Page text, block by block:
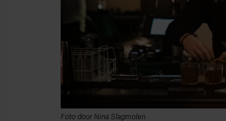
Foto door Nina Slagmolen